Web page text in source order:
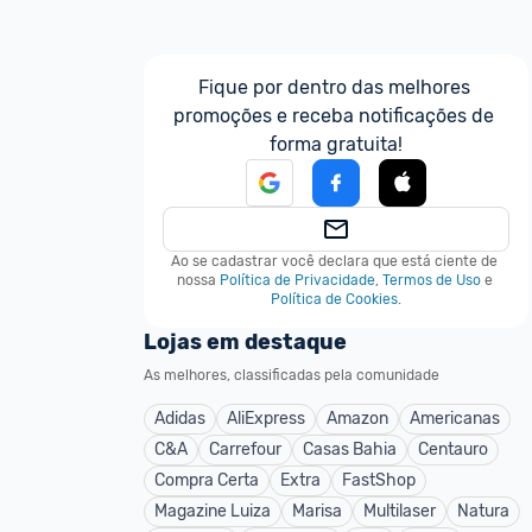
Fique por dentro das melhores
promoções e receba notificações de
forma gratuita!
Ao se cadastrar você declara que está ciente de
nossa Política de Privacidade, Termos de Uso e
Política de Cookies.
Lojas em destaque
As melhores, classificadas pela comunidade
Adidas AliExpress Amazon
Americanas
C&A
Carrefour Casas Bahia
Centauro
Compra Certa
Extra
FastShop
Magazine Luiza
Marisa Multilaser
Natura